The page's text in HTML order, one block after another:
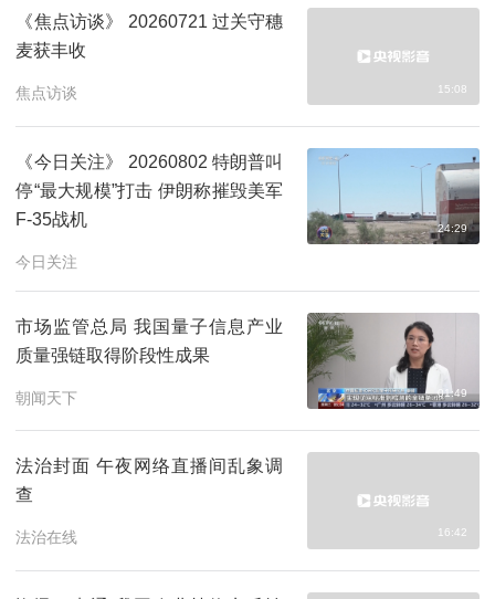
18:00 预约
《焦点访谈》 20260721 过关守穗
麦获丰收
焦点访谈 15:08
《今日关注》 20260802 特朗普叫
停“最大规模”打击 伊朗称摧毁美军
F-35战机
今日关注
24:29
市场监管总局 我国量子信息产业
质量强链取得阶段性成果
朝闻天下 01:49
法治封面 午夜网络直播间乱象调
查
法治在线 16:42